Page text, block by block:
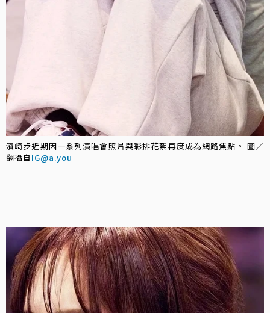
濱崎步近期因一系列演唱會照片與彩排花絮再度成為網路焦點。 圖／
翻攝自 IG@a.you